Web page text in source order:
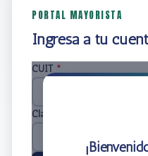
PORTAL MAYORISTA
Ingresá a tu
CUIT *
Clave